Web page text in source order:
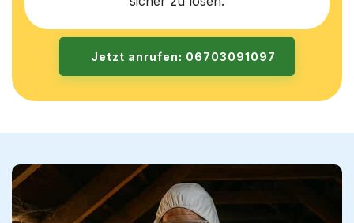
Jetzt anrufen: 06703091097